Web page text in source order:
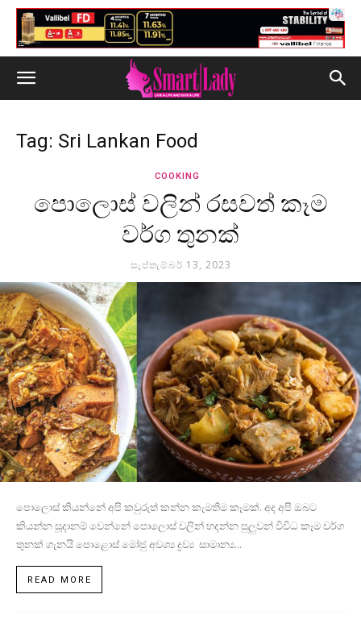
Tag: Sri Lankan Food
COOKING
පොලොස් වලින් රසවත් කෑම
වර්ග තුනක්
සැප්තැම්බර් 13, 2023
පොලොස් කියන්නේ අපි කවුරුත් කන්න කැමතිම කෑමක්. අද අපි ඔබට
කියන්න සූදානම් වෙන්නේ පොලොස් වලින් හදන්න පුලුවන් විවිධ කෑම වර්ග
තුනක් ගැනයි පොළොස් මෝජු අවශ්‍ය ද්‍රව්‍ය සාමාන්‍ය...
READ MORE